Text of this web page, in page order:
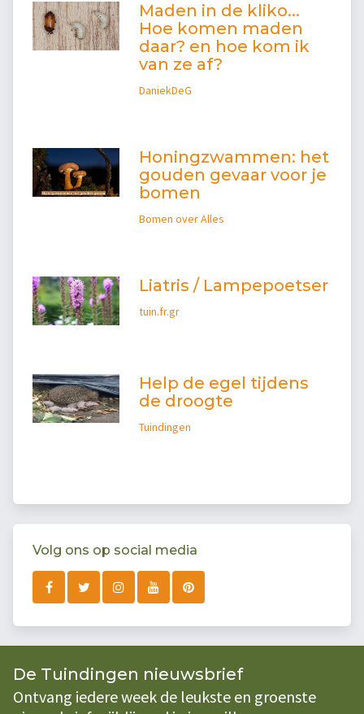
Maden in de kliko...
Hoe komen maden
daar? en hoe kom ik
van ze af?
DaniekDeG
Honingzwammen: het
gouden gevaar voor je
bomen
Bomen over Alles
Liatris / Lampepoetser
tuin.fr.gr
Help de egel tijdens
de droogte
Tuindingen
Volg ons op social media
De Tuindingen nieuwsbrief
Ontvang iedere week de leukste en groenste